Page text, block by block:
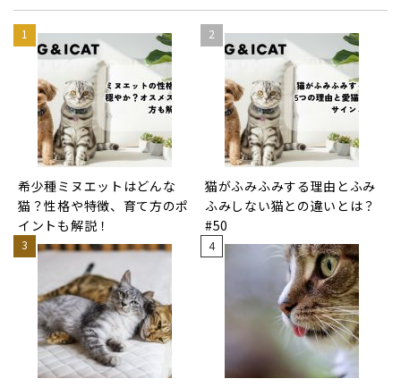
希少種ミヌエットはどんな
猫？性格や特徴、育て方のポ
イントも解説！
猫がふみふみする理由とふみ
ふみしない猫との違いとは？
#50